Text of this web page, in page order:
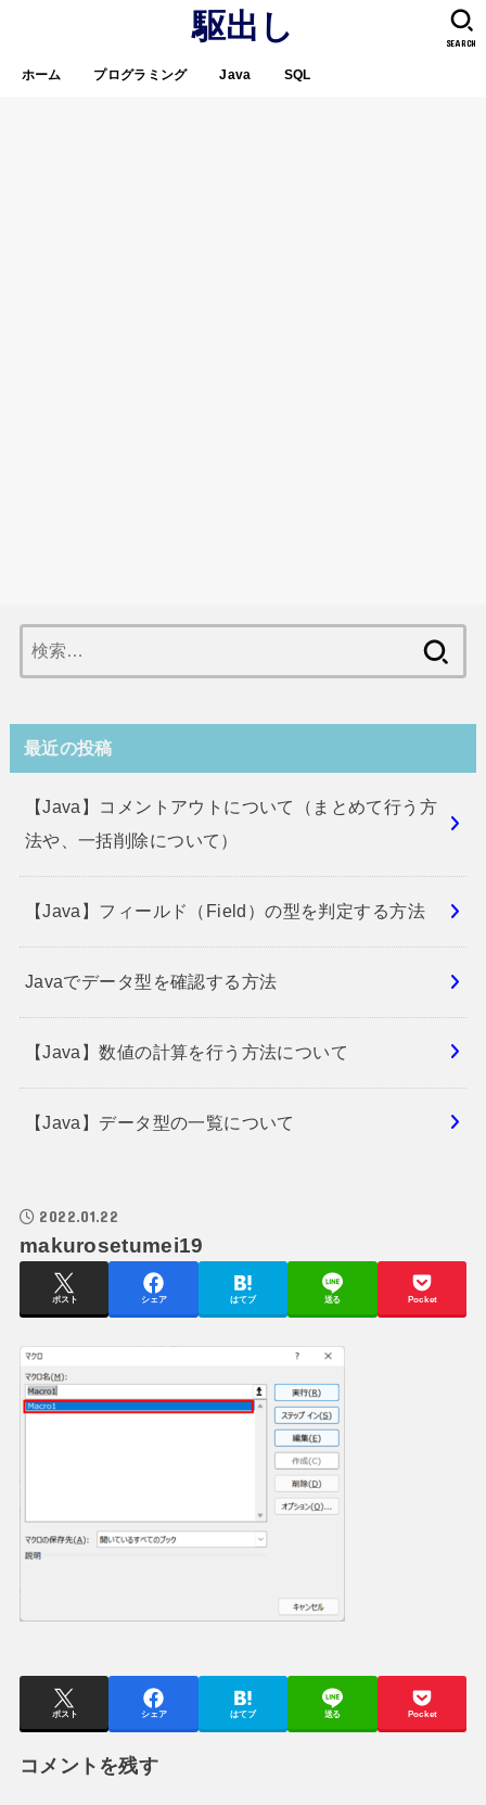
駆出し
ホーム プログラミング Java SQL
SEARCH
索:
最近の投稿
【Java】コメントアウトについて（まとめて行う方
法や、一括削除について）
【Java】フィールド（Field）の型を判定する方法
Javaでデータ型を確認する方法
【Java】数値の計算を行う方法について
【Java】データ型の一覧について
2022.01.22
makurosetumei19
ポスト シェア はてブ 送る Pocket
ポスト シェア はてブ 送る Pocket
コメントを残す